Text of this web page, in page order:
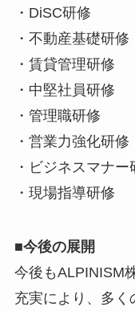
・DiSC研修
・不動産基礎研修
・賃貸管理研修
・中堅社員研修
・管理職研修
・営業力強化研修
・ビジネスマナー
・現場指導研修
■今後の展開
今後もALPINISM
充実により、多く